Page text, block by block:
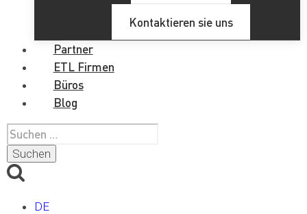
Kontaktieren sie uns
Partner
ETL Firmen
Büros
Blog
Suchen
nach:
DE